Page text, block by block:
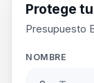
Protege
Presupuesto
NOMBRE